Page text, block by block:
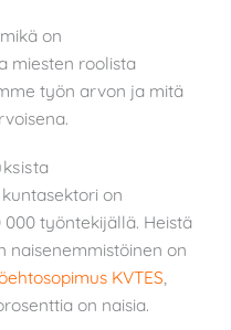
on
miesten roolista
työn arvon ja mitä
on
työntekijällä. Heistä
naisenemmistöinen on
KVTES,
on naisia.